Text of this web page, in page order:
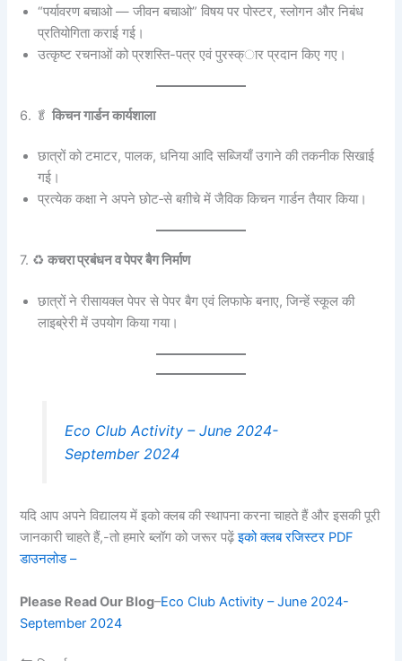
“पर्यावरण बचाओ — जीवन बचाओ” विषय पर पोस्टर, स्लोगन और निबंध
प्रतियोगिता कराई गई।
उत्कृष्ट रचनाओं को प्रशस्ति-पत्र एवं पुरस्क्ार प्रदान किए गए।
6. 🥬किचन गार्डन कार्यशाला
छात्रों को टमाटर, पालक, धनिया आदि सब्जियाँ उगाने की तकनीक सिखाई
गई।
प्रत्येक कक्षा ने अपने छोट‑से बग़ीचे में जैविक किचन गार्डन तैयार किया।
7. ♻️कचरा प्रबंधन व पेपर बैग निर्माण
छात्रों ने रीसायक्ल पेपर से पेपर बैग एवं लिफाफे बनाए, जिन्हें स्कूल की
लाइब्रेरी में उपयोग किया गया।
Eco Club Activity – June 2024-
September 2024
यदि आप अपने विद्यालय में इको क्लब की स्थापना करना चाहते हैं और इसकी पूरी
जानकारी चाहते हैं,-तो हमारे ब्लॉग को जरूर पढ़ेंइको क्लब रजिस्टर PDF
डाउनलोड –
Please Read Our Blog–Eco Club Activity – June 2024-
September 2024